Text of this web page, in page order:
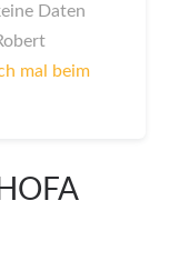
Daten
mal beim